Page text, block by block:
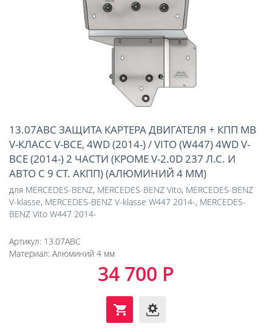
13.07ABC ЗАЩИТА КАРТЕРА ДВИГАТЕЛЯ + КПП MB
V-КЛАСС V-ВСЕ, 4WD (2014-) / VITO (W447) 4WD V-
ВСЕ (2014-) 2 ЧАСТИ (КРОМЕ V-2.0D 237 Л.С. И
АВТО С 9 СТ. АКПП) (АЛЮМИНИЙ 4 ММ)
для MERCEDES-BENZ, MERCEDES-BENZ Vito, MERCEDES-BENZ
V-klasse, MERCEDES-BENZ V-klasse W447 2014-, MERCEDES-
BENZ Vito W447 2014-
Артикул: 13.07ABC
Материал: Алюминий 4 мм
34 700 Р